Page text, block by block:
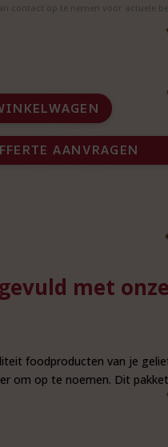
contact op te nemen voor actuele
AANVRAGEN
met
foodproducten van je
om op te noemen. Dit